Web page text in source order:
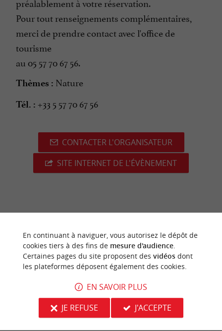
Pour tout renseignements complémentaires,
merci de prendre contact avec l'office de
tourisme
au 05 57 70 67 56.
Thèmes : Nature
Tél. : +33 5 57 70 67 56
CONTACTER L'ORGANISATEUR
SITE INTERNET DE L'ÉVÈNEMENT
dernière mise à jour :
Source :Sirtaqui-Crédit photo :OT Coeur du Bassin -
CC BY-NC-ND 4.0
NOUS AVONS TESTÉPOUR VOUS
En continuant à naviguer, vous autorisez le dépôt de
cookies tiers à des fins de mesure d'audience.
Certaines pages du site proposent des vidéosdont
les plateformes déposent également des cookies.
EN SAVOIR PLUS
JE REFUSE
J'ACCEPTE